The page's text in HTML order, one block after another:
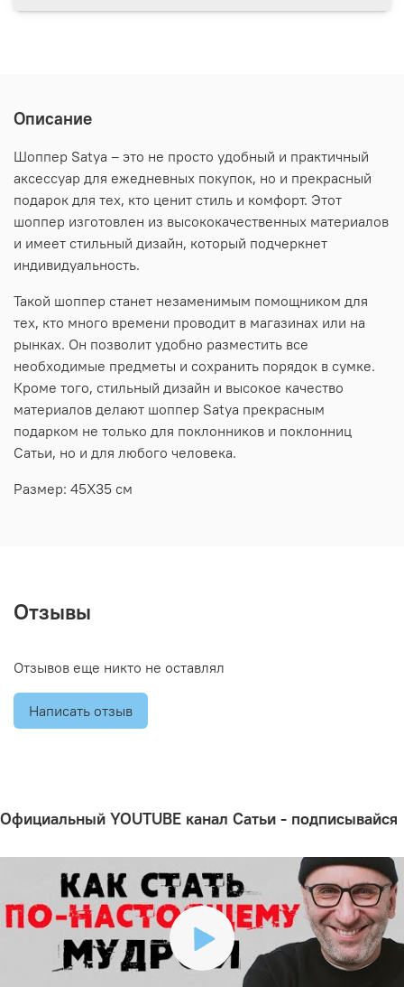
Описание
Шоппер Satya – это не просто удобный и практичный
аксессуар для ежедневных покупок, но и прекрасный
подарок для тех, кто ценит стиль и комфорт. Этот
шоппер изготовлен из высококачественных материалов
и имеет стильный дизайн, который подчеркнет
индивидуальность.
Такой шоппер станет незаменимым помощником для
тех, кто много времени проводит в магазинах или на
рынках. Он позволит удобно разместить все
необходимые предметы и сохранить порядок в сумке.
Кроме того, стильный дизайн и высокое качество
материалов делают шоппер Satya прекрасным
подарком не только для поклонников и поклонниц
Сатьи, но и для любого человека.
Размер: 45Х35 см
Отзывы
Отзывов еще никто не оставлял
Написать отзыв
Официальный YOUTUBE канал Сатьи - подписывайся